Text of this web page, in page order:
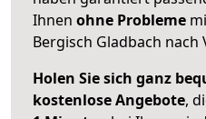
Ihnen ohne Probleme
Bergisch Gladbach nach
Holen Sie sich ganz
kostenlose Angebote,